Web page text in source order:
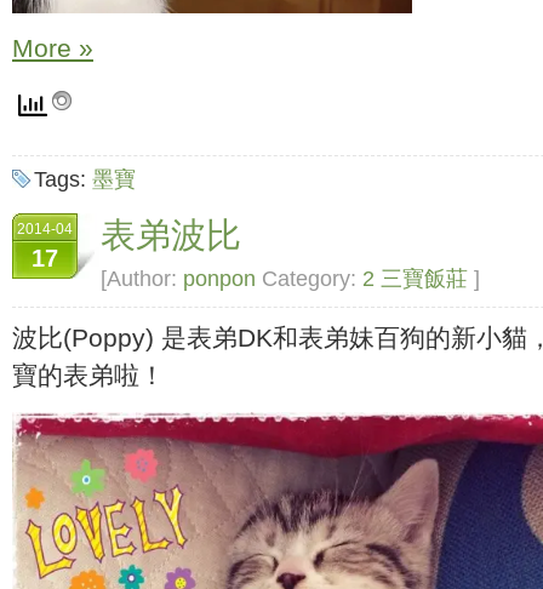
More »
Tags: 墨寶
2014-04
17
表弟波比
[Author: ponpon Category: 2 三寶飯莊 ]
波比(Poppy) 是表弟DK和表弟妹百狗的新小貓
寶的表弟啦！